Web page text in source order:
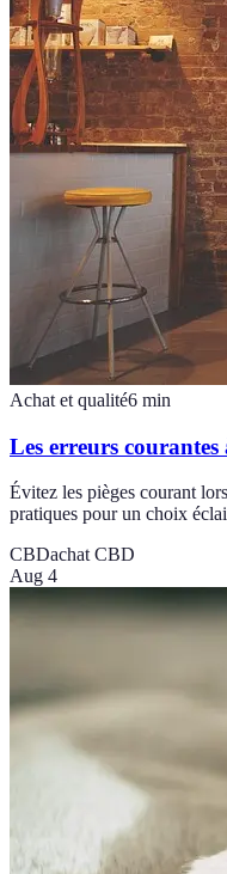
Achat et qualité6 min
Les erreurs
Évitez les pièges courant
pratiques pour un choix
CBDachat CBD
Aug 4